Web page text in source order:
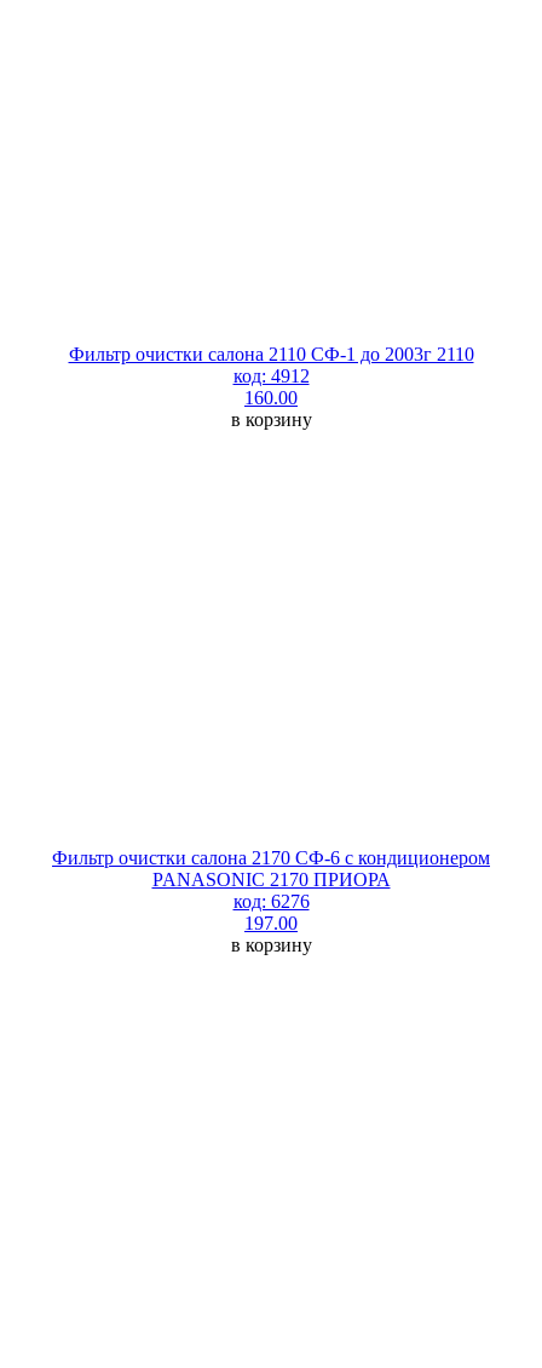
Фильтр очистки салона 2110 СФ-1 до 2003г 2110
код: 4912
160.00
в корзину
Фильтр очистки салона 2170 СФ-6 с кондиционером
PANASONIC 2170 ПРИОРА
код: 6276
197.00
в корзину